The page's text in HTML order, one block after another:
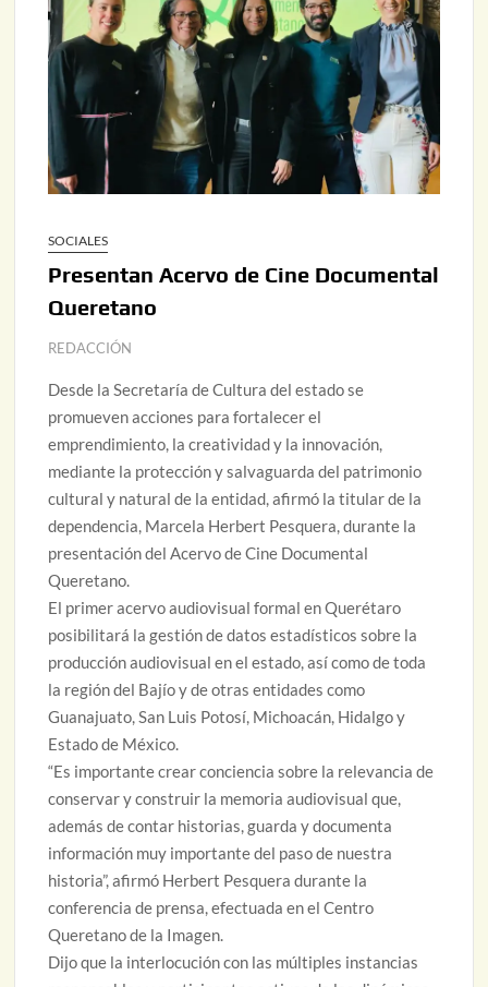
SOCIALES
Presentan Acervo de Cine Documental
Queretano
REDACCIÓN
Desde la Secretaría de Cultura del estado se
promueven acciones para fortalecer el
emprendimiento, la creatividad y la innovación,
mediante la protección y salvaguarda del patrimonio
cultural y natural de la entidad, afirmó la titular de la
dependencia, Marcela Herbert Pesquera, durante la
presentación del Acervo de Cine Documental
Queretano.
El primer acervo audiovisual formal en Querétaro
posibilitará la gestión de datos estadísticos sobre la
producción audiovisual en el estado, así como de toda
la región del Bajío y de otras entidades como
Guanajuato, San Luis Potosí, Michoacán, Hidalgo y
Estado de México.
“Es importante crear conciencia sobre la relevancia de
conservar y construir la memoria audiovisual que,
además de contar historias, guarda y documenta
información muy importante del paso de nuestra
historia”, afirmó Herbert Pesquera durante la
conferencia de prensa, efectuada en el Centro
Queretano de la Imagen.
Dijo que la interlocución con las múltiples instancias